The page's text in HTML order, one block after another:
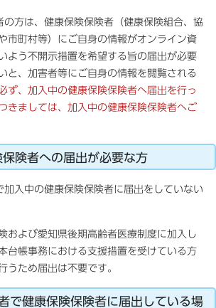
方は、健康保険保険者（健康保険組合、協
市町村等）にご自身の情報がオンライン資
よう不開示措置を希望する旨の届出が必要
と、加害者等にご自身の情報を閲覧される
ず、加入中の健康保険保険者へ届出を行っ
きましては、加入中の健康保険保険者へご
険者への届出が必要な方
入中の健康保険保険者に届出をしていない
および愛知県後期高齢者医療制度に加入し
台帳事務における支援措置を受けている方
うため届出は不要です。
で健康保険保険者に届出している場